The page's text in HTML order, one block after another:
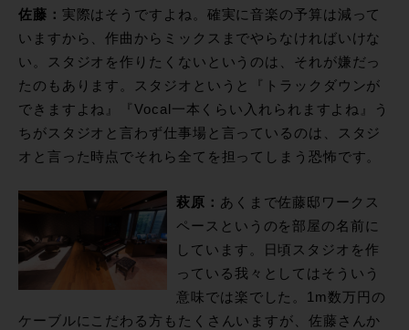
佐藤： 実際はそうですよね。確実に音楽の予算は減って
いますから、作曲からミックスまでやらなければいけな
い。スタジオを作りたくないというのは、それが嫌だっ
たのもあります。スタジオというと『トラックダウンが
できますよね』『Vocal一本くらい入れられますよね』う
ちがスタジオと言わず仕事場と言っているのは、スタジ
オと言った時点でそれら全てを担ってしまう恐怖です。
萩原： あくまで佐藤邸ワークス
ペースというのを部屋の名前に
しています。日頃スタジオを作
っている我々としてはそういう
意味では楽でした。1m数万円の
ケーブルにこだわる方もたくさんいますが、佐藤さんか